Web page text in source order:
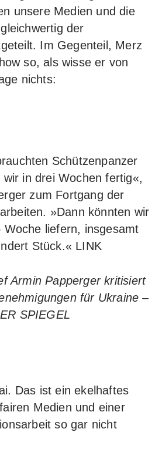
unsere Medien und die
der
Im Gegenteil, Merz
so, als wisse er von
nichts:
Schützenpanzer
in drei Wochen fertig«,
zum Fortgang der
»Dann könnten wir
Woche liefern, insgesamt
Stück.« LINK
Armin Papperger kritisiert
für Ukraine –
SPIEGEL
Das ist ein ekelhaftes
Medien und einer
so gar nicht